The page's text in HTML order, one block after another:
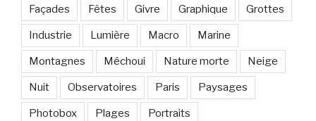
Façades Fêtes Givre Graphique Grottes
Industrie Lumière Macro Marine
Montagnes Méchoui Nature morte Neige
Nuit Observatoires Paris Paysages
Photobox Plages Portraits